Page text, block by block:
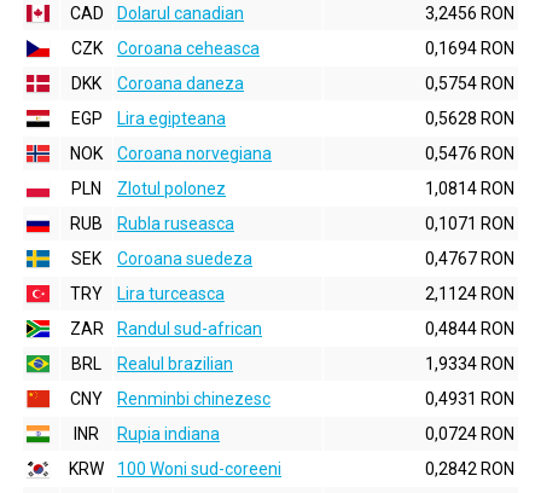
CAD
Dolarul canadian
3,2456 RON
CZK
Coroana ceheasca
0,1694 RON
DKK
Coroana daneza
0,5754 RON
EGP
Lira egipteana
0,5628 RON
NOK
Coroana norvegiana
0,5476 RON
PLN
Zlotul polonez
1,0814 RON
RUB
Rubla ruseasca
0,1071 RON
SEK
Coroana suedeza
0,4767 RON
TRY
Lira turceasca
2,1124 RON
ZAR
Randul sud-african
0,4844 RON
BRL
Realul brazilian
1,9334 RON
CNY
Renminbi chinezesc
0,4931 RON
INR
Rupia indiana
0,0724 RON
KRW
100 Woni sud-coreeni
0,2842 RON